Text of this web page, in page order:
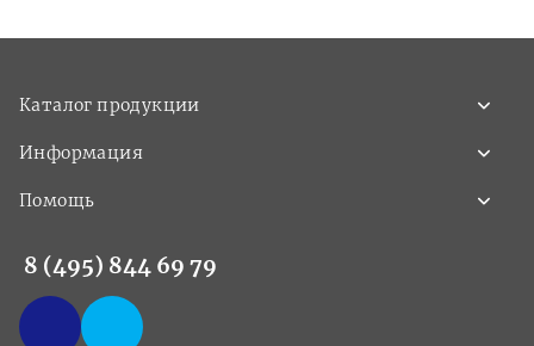
Каталог продукции
Информация
Помощь
8 (495) 844 69 79